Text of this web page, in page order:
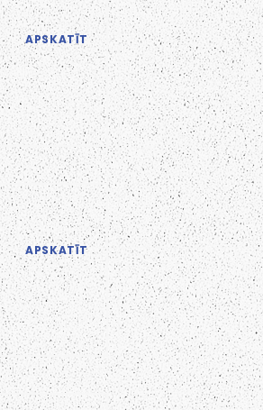
APSKATĪT
APSKATĪT